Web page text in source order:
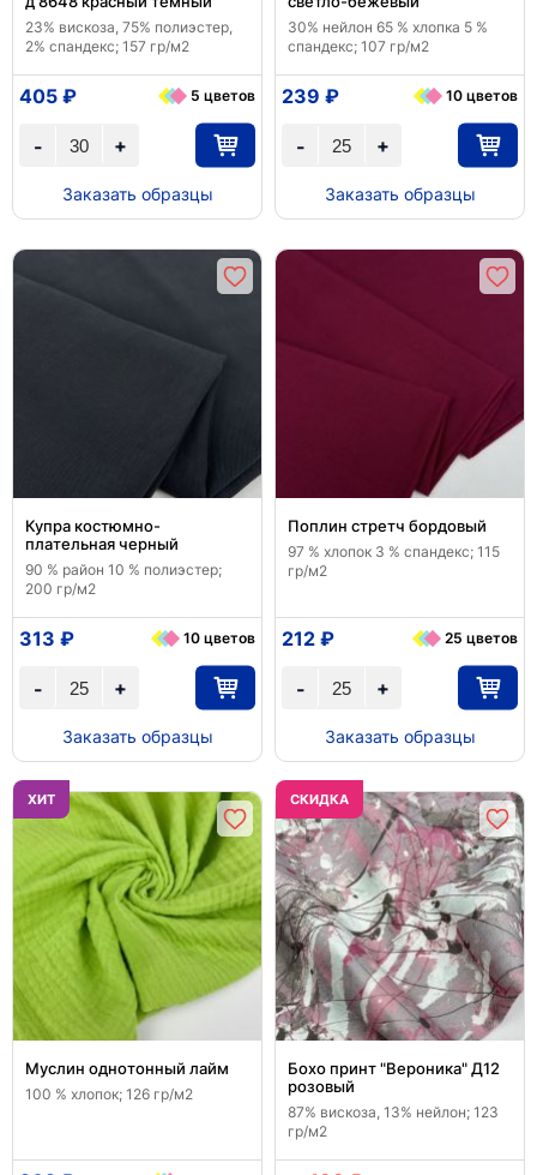
23% вискоза, 75% полиэстер,
2% спандекс; 157 гр/м2
+
-
405 ₽ 5 цветов
Заказать образцы
30% нейлон 65 % хлопка 5 %
спандекс; 107 гр/м2
+
-
239 ₽ 10 цветов
Заказать образцы
Купра костюмно-
плательная черный
90 % район 10 % полиэстер;
200 гр/м2
+
-
313 ₽ 10 цветов
Заказать образцы
Поплин стретч бордовый
97 % хлопок 3 % спандекс; 115
гр/м2
+
-
212 ₽ 25 цветов
Заказать образцы
ХИТ
Муслин однотонный лайм
100 % хлопок; 126 гр/м2
CКИДКА
Бохо принт "Вероника" Д12
розовый
87% вискоза, 13% нейлон; 123
гр/м2